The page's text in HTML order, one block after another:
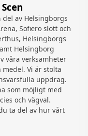
del av Helsingborgs
Sofiero slott och
Helsingborgs
Helsingborg
våra verksamheter
Vi är stolta
uppdrag.
som möjligt med
och vägval.
ta del av hur vårt